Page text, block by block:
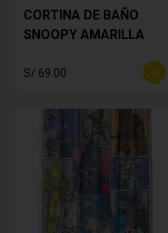
CORTINA DE BAÑO
SNOOPY AMARILLA
S/ 69.00